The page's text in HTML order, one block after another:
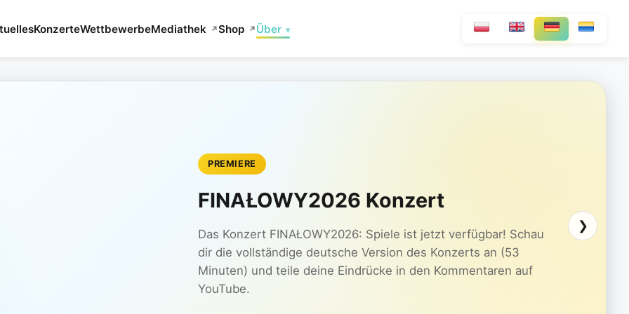
KonzerteWettbewerbeMediathek ↗Shop ↗ Über ▾
PREMIERE
FINAŁOWY2026 Konzert
Das Konzert FINAŁOWY2026: Spiele ist jetzt verfügbar! Schau
dir die vollständige deutsche Version des Konzerts an (53
Minuten) und teile deine Eindrücke in den Kommentaren auf
YouTube.
❯